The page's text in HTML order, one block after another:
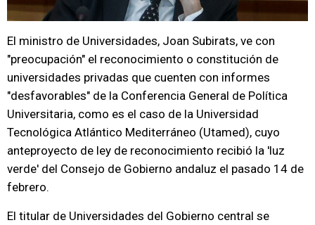
El ministro de Universidades, Joan Subirats, ve con
"preocupación" el reconocimiento o constitución de
universidades privadas que cuenten con informes
"desfavorables" de la Conferencia General de Política
Universitaria, como es el caso de la Universidad
Tecnológica Atlántico Mediterráneo (Utamed), cuyo
anteproyecto de ley de reconocimiento recibió la 'luz
verde' del Consejo de Gobierno andaluz el pasado 14 de
febrero.
El titular de Universidades del Gobierno central se